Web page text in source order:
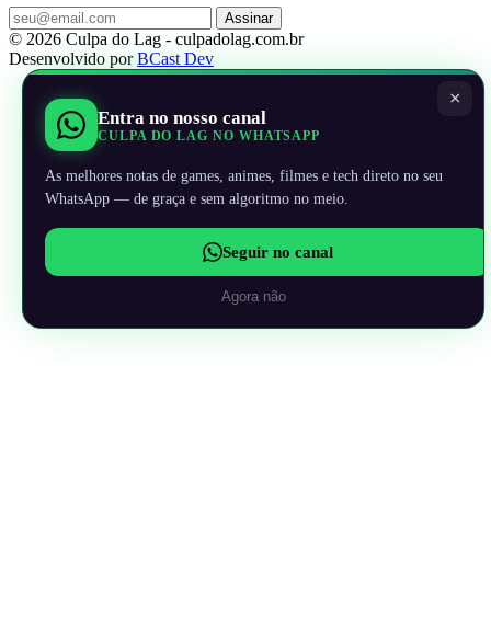
Assinar
© 2026 Culpa do Lag - culpadolag.com.br
Desenvolvido porBCast Dev
×
Entra no nosso canal
CULPA DO LAG NO WHATSAPP
As melhores notas de games, animes, filmes e tech direto no seu
WhatsApp — de graça e sem algoritmo no meio.
Seguir no canal
Agora não